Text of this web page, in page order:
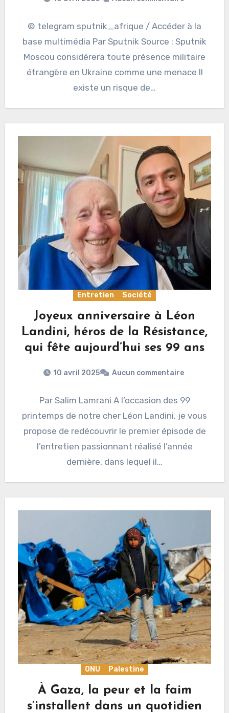
© telegram sputnik_afrique / Accéder à la
base multimédia Par Sputnik Source : Sputnik
Moscou considérera toute présence militaire
étrangère en Ukraine comme une menace Il
existe un risque de…
Entretien Société
Joyeux anniversaire à Léon
Landini, héros de la Résistance,
qui fête aujourd’hui ses 99 ans
10 avril 2025 Aucun commentaire
Par Salim Lamrani A l’occasion des 99
printemps de notre cher Léon Landini, je vous
propose de redécouvrir le premier épisode de
l’entretien passionnant réalisé l’année
dernière, dans lequel il…
ONU Palestine
À Gaza, la peur et la faim
s’installent dans un quotidien